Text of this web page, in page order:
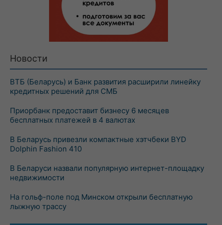
Новости
ВТБ (Беларусь) и Банк развития расширили линейку
кредитных решений для СМБ
Приорбанк предоставит бизнесу 6 месяцев
бесплатных платежей в 4 валютах
В Беларусь привезли компактные хэтчбеки BYD
Dolphin Fashion 410
В Беларуси назвали популярную интернет-площадку
недвижимости
На гольф-поле под Минском открыли бесплатную
лыжную трассу